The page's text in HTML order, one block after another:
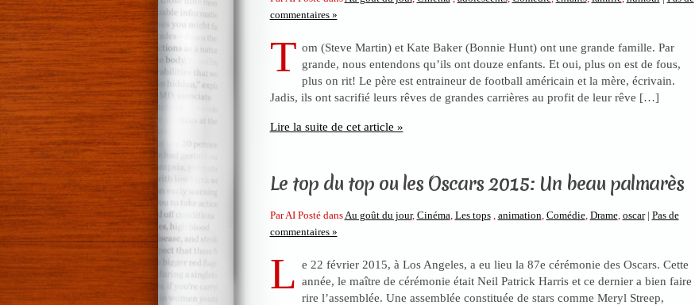
commentaires »
T om (Steve Martin) et Kate Baker (Bonnie Hunt) ont une grande famille. Par
grande, nous entendons qu’ils ont douze enfants. Et oui, plus on est de fous,
plus on rit! Le père est entraineur de football américain et la mère, écrivain.
Jadis, ils ont sacrifié leurs rêves de grandes carrières au profit de leur rêve […]
Lire la suite de cet article »
Le top du top ou les Oscars 2015: Un beau palmarès
Par AI Posté dans Au goût du jour, Cinéma Les tops, animation Comédie, Drame, oscar | Pas de
commentaires »
L e 22 février 2015, à Los Angeles, a eu lieu la 87e cérémonie des Oscars. Cette
année, le maître de cérémonie était Neil Patrick Harris et ce dernier a bien faire
rire l’assemblée. Une assemblée constituée de stars comme Meryl Streep,